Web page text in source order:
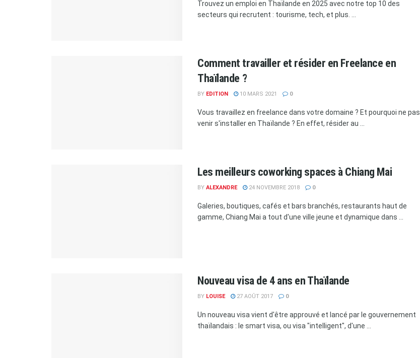
Trouvez un emploi en Thaïlande en 2025 avec notre top 10 des
secteurs qui recrutent : tourisme, tech, et plus. ...
Comment travailler et résider en Freelance en
Thaïlande ?
BY EDITION 10 MARS 2021 0
Vous travaillez en freelance dans votre domaine ? Et pourquoi ne pas
venir s'installer en Thaïlande ? En effet, résider au ...
Les meilleurs coworking spaces à Chiang Mai
BY ALEXANDRE 24 NOVEMBRE 2018 0
Galeries, boutiques, cafés et bars branchés, restaurants haut de
gamme, Chiang Mai a tout d'une ville jeune et dynamique dans ...
Nouveau visa de 4 ans en Thaïlande
BY LOUISE 27 AOÛT 2017 0
Un nouveau visa vient d'être approuvé et lancé par le gouvernement
thaïlandais : le smart visa, ou visa "intelligent", d'une ...